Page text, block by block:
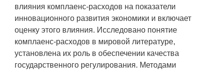
влияния комплаенс-расходов на показатели
инновационного развития экономики и включает
оценку этого влияния. Исследовано понятие
комплаенс-расходов в мировой литературе,
установлена их роль в обеспечении качества
государственного регулирования. Методами